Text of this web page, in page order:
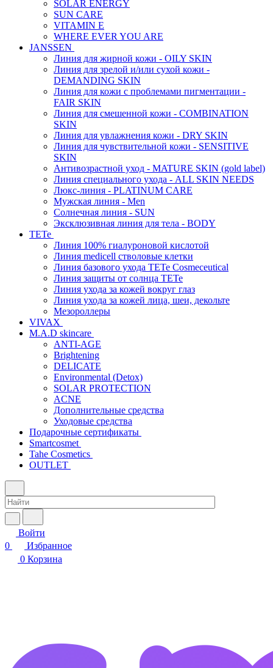
SOLAR ENERGY
SUN CARE
VITAMIN E
WHERE EVER YOU ARE
JANSSEN
Линия для жирной кожи - OILY SKIN
Линия для зрелой и/или сухой кожи -
DEMANDING SKIN
Линия для кожи с проблемами пигментации -
FAIR SKIN
Линия для смешенной кожи - COMBINATION
SKIN
Линия для увлажнения кожи - DRY SKIN
Линия для чувствительной кожи - SENSITIVE
SKIN
Антивозрастной уход - MATURE SKIN (gold label)
Линия специального ухода - ALL SKIN NEEDS
Люкс-линия - PLATINUM CARE
Мужская линия - Men
Солнечная линия - SUN
Эксклюзивная линия для тела - BODY
TETe
Линия 100% гиалуроновой кислотой
Линия medicell стволовые клетки
Линия базового ухода TETe Cosmeceutical
Линия защиты от солнца TETe
Линия ухода за кожей вокруг глаз
Линия ухода за кожей лица, шеи, декольте
Мезороллеры
VIVAX
M.A.D skincare
ANTI-AGE
Brightening
DELICATE
Environmental (Detox)
SOLAR PROTECTION
АCNE
Дополнительные средства
Уходовые средства
Подарочные сертификаты
Smartcosmet
Tahe Cosmetics
OUTLET
Войти
0
Избранное
0 Корзина